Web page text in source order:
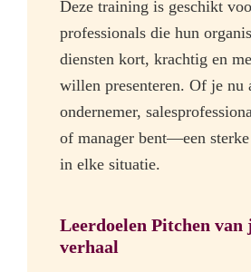
Deze training is geschikt
professionals die hun
diensten kort, krachtig en
willen presenteren. Of je nu
ondernemer,
of manager bent—een
in elke situatie.
Leerdoelen Pitchen van
verhaal